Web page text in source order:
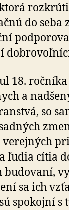
do
18.
a
so
verejných
ľudia cítia
bu­do­vaní,
sa ich
spo­kojní s